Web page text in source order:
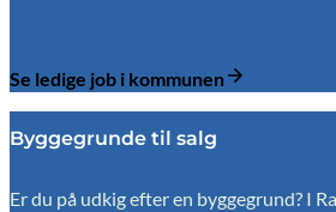
Se ledige job i kommunen
Byggegrunde til salg
Er du på udkig efter en byggegrund? I